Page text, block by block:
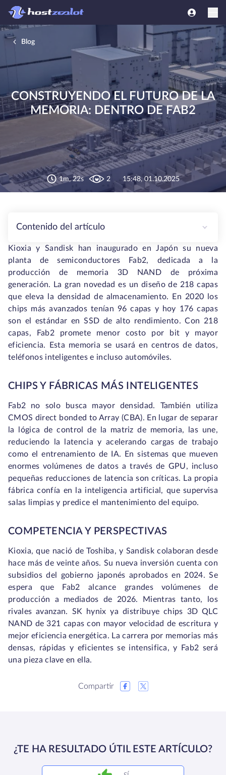
Blog
CONSTRUYENDO EL FUTURO DE LA
MEMORIA: DENTRO DE FAB2
1m, 22s 2 15:48, 01.10.2025
Contenido del artículo
Kioxia y Sandisk han inaugurado en Japón su nueva
planta de semiconductores Fab2, dedicada a la
producción de memoria 3D NAND de próxima
generación. La gran novedad es un diseño de 218 capas
que eleva la densidad de almacenamiento. En 2020 los
chips más avanzados tenían 96 capas y hoy 176 capas
son el estándar en SSD de alto rendimiento. Con 218
capas, Fab2 promete menor costo por bit y mayor
eficiencia. Esta memoria se usará en centros de datos,
teléfonos inteligentes e incluso automóviles.
CHIPS Y FÁBRICAS MÁS INTELIGENTES
Fab2 no solo busca mayor densidad. También utiliza
CMOS direct bonded to Array (CBA). En lugar de separar
la lógica de control de la matriz de memoria, las une,
reduciendo la latencia y acelerando cargas de trabajo
como el entrenamiento de IA. En sistemas que mueven
enormes volúmenes de datos a través de GPU, incluso
pequeñas reducciones de latencia son críticas. La propia
fábrica confía en la inteligencia artificial, que supervisa
salas limpias y predice el mantenimiento del equipo.
COMPETENCIA Y PERSPECTIVAS
Kioxia, que nació de Toshiba, y Sandisk colaboran desde
hace más de veinte años. Su nueva inversión cuenta con
subsidios del gobierno japonés aprobados en 2024. Se
espera que Fab2 alcance grandes volúmenes de
producción a mediados de 2026. Mientras tanto, los
rivales avanzan. SK hynix ya distribuye chips 3D QLC
NAND de 321 capas con mayor velocidad de escritura y
mejor eficiencia energética. La carrera por memorias más
densas, rápidas y eficientes se intensifica, y Fab2 será
una pieza clave en ella.
Compartir
¿TE HA RESULTADO ÚTIL ESTE ARTÍCULO?